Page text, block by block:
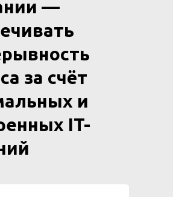
—
за счёт
и
IT-